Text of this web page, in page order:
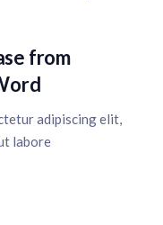
from
adipiscing elit,
labore